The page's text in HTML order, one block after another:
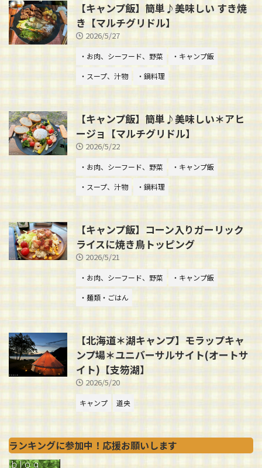
【キャンプ飯】簡単♪美味しい すき焼
き【マルチグリドル】
2026/5/27
・お肉、シーフード、野菜
・キャンプ飯
・スープ、汁物
・鍋料理
【キャンプ飯】簡単♪美味しい＊アヒ
ージョ【マルチグリドル】
2026/5/22
・お肉、シーフード、野菜
・キャンプ飯
・スープ、汁物
・鍋料理
【キャンプ飯】コーン入りガーリック
ライスに焼き鳥トッピング
2026/5/21
・お肉、シーフード、野菜
・キャンプ飯
・麺類・ごはん
【北海道＊湖キャンプ】モラップキャ
ンプ場＊ユニバーサルサイト(オートサ
イト)【支笏湖】
2026/5/20
キャンプ 道央
ランキングに参加中！応援お願いします